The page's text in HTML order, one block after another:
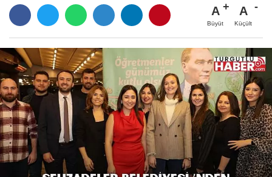
A
Büyüt
A
Küçült